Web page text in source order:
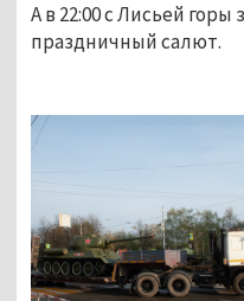
А в 22:00 с Лисьей горы
праздничный салют.